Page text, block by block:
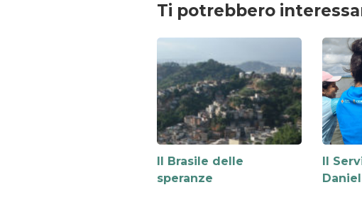
Ti potrebbero
Il Brasile delle
speranze
Il